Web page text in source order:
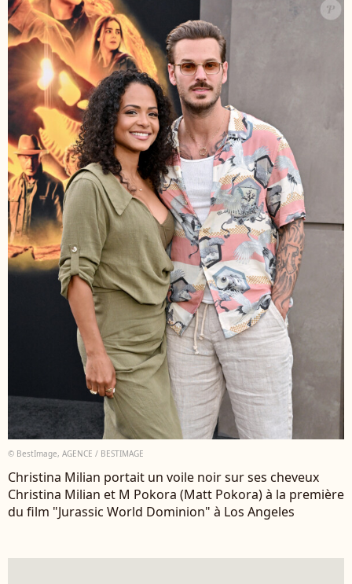
© BestImage, AGENCE / BESTIMAGE
Christina Milian portait un voile noir sur ses cheveux
Christina Milian et M Pokora (Matt Pokora) à la première
du film "Jurassic World Dominion" à Los Angeles